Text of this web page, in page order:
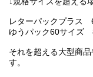
レターパックプラス
ゆうパック60サイ
それを超える大型商
す。